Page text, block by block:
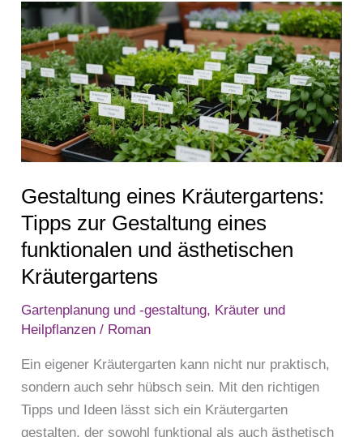
Gestaltung eines Kräutergartens:
Tipps zur Gestaltung eines
funktionalen und ästhetischen
Kräutergartens
Gartenplanung und -gestaltung, Kräuter und
Heilpflanzen / Roman
Ein eigener Kräutergarten kann nicht nur praktisch,
sondern auch sehr hübsch sein. Mit den richtigen
Tipps und Ideen lässt sich ein Kräutergarten
gestalten, der sowohl funktional als auch ästhetisch
Gestaltung
eines
Kräutergartens:
Tipps
zur
Gestaltung
eines
und
ästhetischen
Kräutergartens